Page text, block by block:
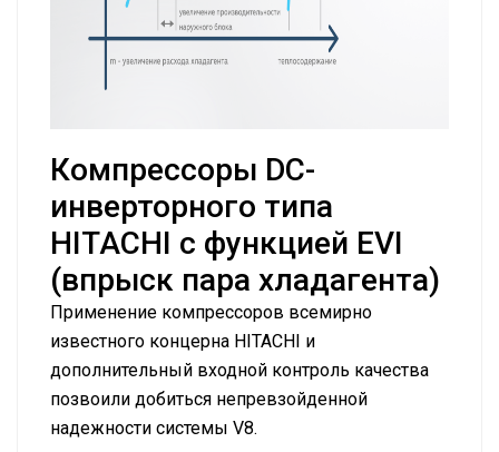
Компрессоры DC-
инверторного типа
HITACHI с функцией EVI
(впрыск пара хладагента)
Применение компрессоров всемирно
известного концерна HITACHI и
дополнительный входной контроль качества
позвоили добиться непревзойденной
надежности системы V8.